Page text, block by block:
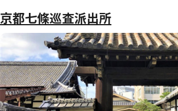
京都七條巡査派出所